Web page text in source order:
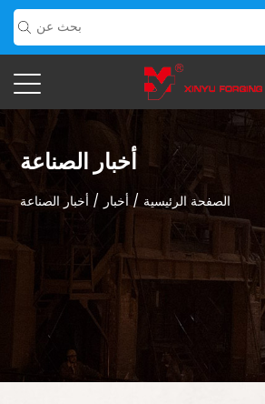
أخبار الصناعة
الصفحة الرئيسية/أخبار / أخبار الصناعة